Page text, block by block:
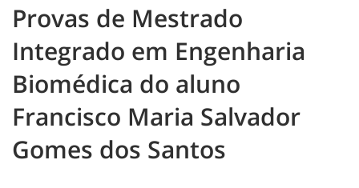
Provas de Mestrado
Integrado em Engenharia
Biomédica do aluno
Francisco Maria Salvador
Gomes dos Santos